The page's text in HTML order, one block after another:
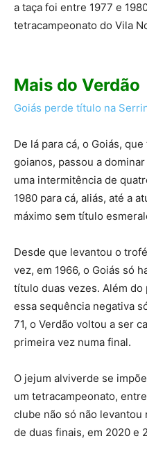
a taça foi entre 1977 e
tetracampeonato do Vila
Mais do Verdão
Goiás perde título na
De lá para cá, o Goiás,
goianos, passou a
uma intermitência de
1980 para cá, aliás, até a
máximo sem título
Desde que levantou o
vez, em 1966, o Goiás só
título duas vezes. Além
essa sequência negativa
71, o Verdão voltou a ser
primeira vez numa final.
O jejum alviverde se
um tetracampeonato,
clube não só não
de duas finais, em 2020 e